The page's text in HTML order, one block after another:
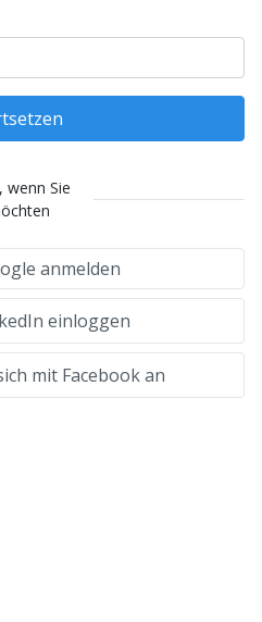
wenn Sie
anmelden
einloggen
mit Facebook an